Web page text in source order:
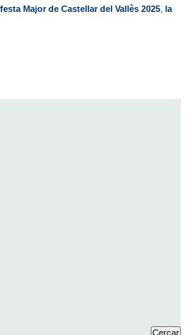
festa Major de Castellar del Vallès 2025, la